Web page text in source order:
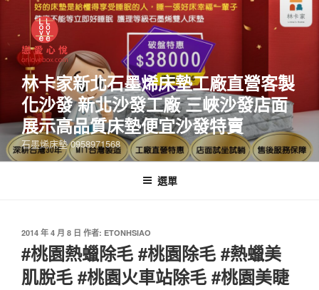
林卡家新北石墨烯床墊工廠直營客製
化沙發 新北沙發工廠 三峽沙發店面
展示高品質床墊便宜沙發特賣
石墨烯床墊 0958971568
選單
2014 年 4 月 8 日 作者: ETONHSIAO
#桃園熱蠟除毛 #桃園除毛 #熱蠟美
肌脫毛 #桃園火車站除毛 #桃園美睫